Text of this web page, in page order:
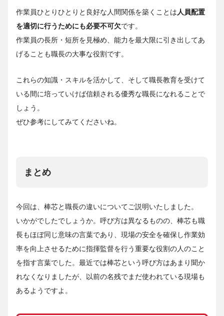
作業員ひとりひとりと良好な人間関係を築くことは 人員配置
を適切に行うためにも必要不可欠です。
作業員の長所・短所を見極め、能力を最大限に引き出してあ
げることも職長の大事な役割です。
これらの知識・スキルを活かして、そして職長教育を受けて
いる間に培っていけば信頼される優秀な職長になれることで
しょう。
ぜひ参考にしてみてくださいね。
まとめ
今回は、棒芯と職長の違いについてご説明いたしました。
いかがでしたでしょうか。呼び方は異なるものの、棒芯も職
長もほぼ同じ意味の言葉であり、現場の安全を確保し作業効
率を向上させるために指揮監督を行う重要な役割の人のこと
を指す言葉でした。最近では棒芯という呼び方はあまり聞か
れなくなりましたが、以前の名残でまだ使われている現場も
あるようですよ。